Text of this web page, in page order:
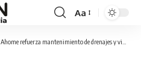
Aa
mantenimiento de drenajes y vialidades antes de temporada de lluvias